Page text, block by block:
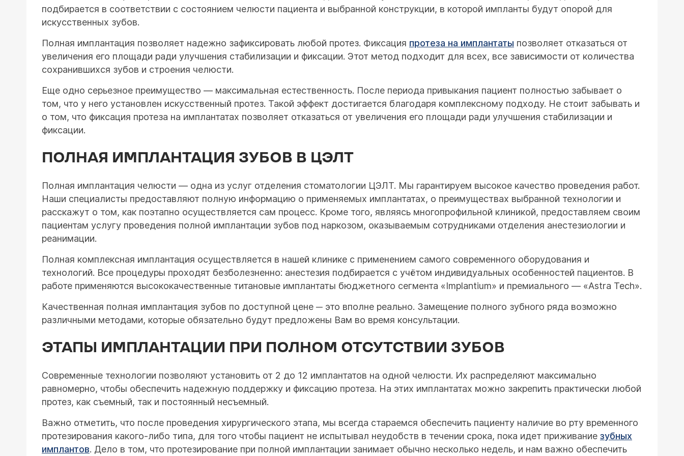
подбирается в соответствии с состоянием челюсти пациента и выбранной конструкции, в которой импланты будут опорой для
искусственных зубов.
Полная имплантация позволяет надежно зафиксировать любой протез. Фиксация протеза на имплантаты позволяет отказаться от
увеличения его площади ради улучшения стабилизации и фиксации. Этот метод подходит для всех, все зависимости от количества
сохранившихся зубов и строения челюсти.
Еще одно серьезное преимущество — максимальная естественность. После периода привыкания пациент полностью забывает о
том, что у него установлен искусственный протез. Такой эффект достигается благодаря комплексному подходу. Не стоит забывать и
о том, что фиксация протеза на имплантатах позволяет отказаться от увеличения его площади ради улучшения стабилизации и
фиксации.
ПОЛНАЯ ИМПЛАНТАЦИЯ ЗУБОВ В ЦЭЛТ
Полная имплантация челюсти — одна из услуг отделения стоматологии ЦЭЛТ. Мы гарантируем высокое качество проведения работ.
Наши специалисты предоставляют полную информацию о применяемых имплантатах, о преимуществах выбранной технологии и
расскажут о том, как поэтапно осуществляется сам процесс. Кроме того, являясь многопрофильной клиникой, предоставляем своим
пациентам услугу проведения полной имплантации зубов под наркозом, оказываемым сотрудниками отделения анестезиологии и
реанимации.
Полная комплексная имплантация осуществляется в нашей клинике с применением самого современного оборудования и
технологий. Все процедуры проходят безболезненно: анестезия подбирается с учётом индивидуальных особенностей пациентов. В
работе применяются высококачественные титановые имплантаты бюджетного сегмента «Implantium» и премиального — «Astra Tech».
Качественная полная имплантация зубов по доступной цене ─ это вполне реально. Замещение полного зубного ряда возможно
различными методами, которые обязательно будут предложены Вам во время консультации.
ЭТАПЫ ИМПЛАНТАЦИИ ПРИ ПОЛНОМ ОТСУТСТВИИ ЗУБОВ
Современные технологии позволяют установить от 2 до 12 имплантатов на одной челюсти. Их распределяют максимально
равномерно, чтобы обеспечить надежную поддержку и фиксацию протеза. На этих имплантатах можно закрепить практически любой
протез, как съемный, так и постоянный несъемный.
Важно отметить, что после проведения хирургического этапа, мы всегда стараемся обеспечить пациенту наличие во рту временного
протезирования какого-либо типа, для того чтобы пациент не испытывал неудобств в течении срока, пока идет приживание зубных
имплантов. Дело в том, что протезирование при полной имплантации занимает обычно несколько недель, и нам важно обеспечить